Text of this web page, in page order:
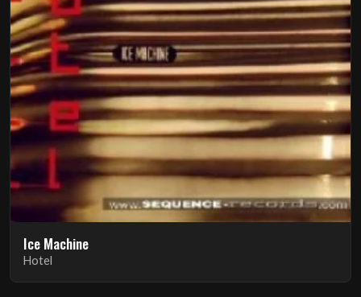
Ice Machine
Hotel